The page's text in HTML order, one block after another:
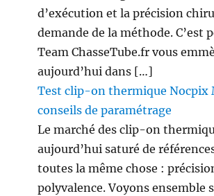
d’exécution et la précision
demande de la méthode. C’est
Team ChasseTube.fr vous
aujourd’hui dans […]
Test clip-on thermique Nocpix
conseils de paramétrage
Le marché des clip-on
aujourd’hui saturé de
toutes la même chose :
polyvalence. Voyons ensemble